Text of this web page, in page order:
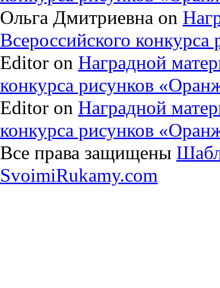
Ольга Дмитриевна on
Всероссийского
Editor on Наградной
конкурса рисунков
Editor on Наградной
конкурса рисунков
Все права защищены
SvoimiRukamy.com